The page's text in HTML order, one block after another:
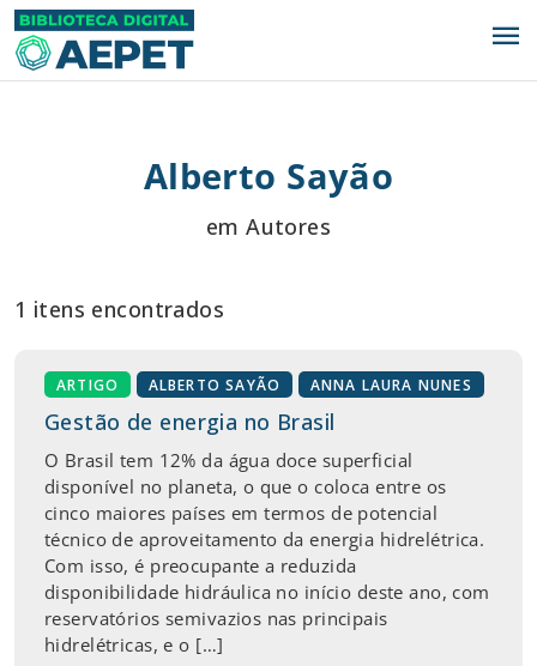
menu
Alberto Sayão
em Autores
1 itens encontrados
ARTIGO ALBERTO SAYÃO ANNA LAURA NUNES
Gestão de energia no Brasil
O Brasil tem 12% da água doce superficial
disponível no planeta, o que o coloca entre os
cinco maiores países em termos de potencial
técnico de aproveitamento da energia hidrelétrica.
Com isso, é preocupante a reduzida
disponibilidade hidráulica no início deste ano, com
reservatórios semivazios nas principais
hidrelétricas, e o […]